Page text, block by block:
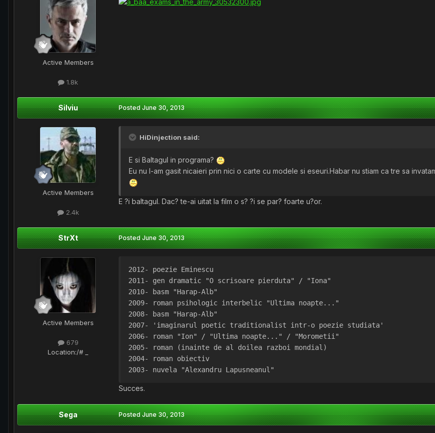
Active Members
1.8k
Silviu
Active Members
2.4k
PostedJune 30, 2013
HiDinjection said:
E si Baltagul in programa?
Eu nu l-am gasit nicaieri prin nici o carte cu modele si eseuri.Habar nu stiam ca tre sa
E ?i baltagul. Dac? te-ai uitat la film o s? ?i se par? foarte u?or.
StrXt
Active Members
679
Location:/# _
PostedJune 30, 2013
2012- poezie Eminescu
2011- gen dramatic "O scrisoare pierduta" / "Iona"
2010- basm "Harap-Alb"
2009- roman psihologic interbelic "Ultima noapte..."
2008- basm "Harap-Alb"
2007- 'imaginarul poetic traditionalist intr-o poezie studiata'
2006- roman "Ion" / "Ultima noapte..." / "Morometii"
2005- roman (inainte de al doilea razboi mondial)
2004- roman obiectiv
2003- nuvela "Alexandru Lapusneanul"
Succes.
Sega PostedJune 30, 2013